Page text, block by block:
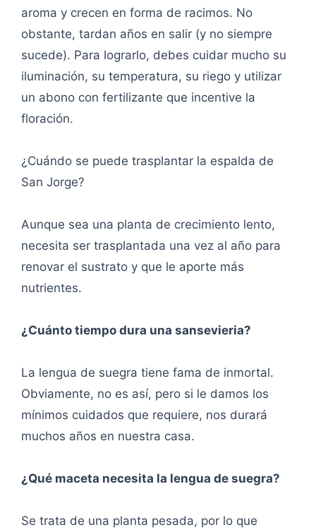
aroma y crecen en forma de racimos. No
obstante, tardan años en salir (y no siempre
sucede). Para lograrlo, debes cuidar mucho su
iluminación, su temperatura, su riego y utilizar
un abono con fertilizante que incentive la
floración.
¿Cuándo se puede trasplantar la espalda de
San Jorge?
Aunque sea una planta de crecimiento lento,
necesita ser trasplantada una vez al año para
renovar el sustrato y que le aporte más
nutrientes.
¿Cuánto tiempo dura una sansevieria?
La lengua de suegra tiene fama de inmortal.
Obviamente, no es así, pero si le damos los
mínimos cuidados que requiere, nos durará
muchos años en nuestra casa.
¿Qué maceta necesita la lengua de suegra?
Se trata de una planta pesada, por lo que